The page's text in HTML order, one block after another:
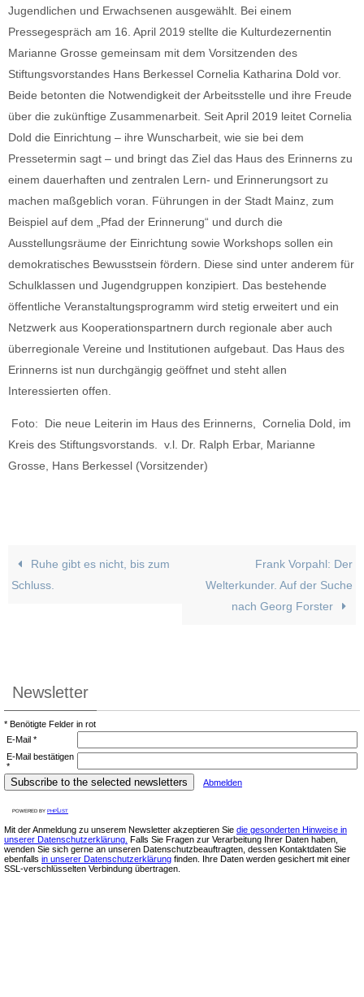
Jugendlichen und Erwachsenen ausgewählt. Bei einem
Pressegespräch am 16. April 2019 stellte die Kulturdezernentin
Marianne Grosse gemeinsam mit dem Vorsitzenden des
Stiftungsvorstandes Hans Berkessel Cornelia Katharina Dold vor.
Beide betonten die Notwendigkeit der Arbeitsstelle und ihre Freude
über die zukünftige Zusammenarbeit. Seit April 2019 leitet Cornelia
Dold die Einrichtung – ihre Wunscharbeit, wie sie bei dem
Pressetermin sagt – und bringt das Ziel das Haus des Erinnerns zu
einem dauerhaften und zentralen Lern- und Erinnerungsort zu
machen maßgeblich voran. Führungen in der Stadt Mainz, zum
Beispiel auf dem „Pfad der Erinnerung“ und durch die
Ausstellungsräume der Einrichtung sowie Workshops sollen ein
demokratisches Bewusstsein fördern. Diese sind unter anderem für
Schulklassen und Jugendgruppen konzipiert. Das bestehende
öffentliche Veranstaltungsprogramm wird stetig erweitert und ein
Netzwerk aus Kooperationspartnern durch regionale aber auch
überregionale Vereine und Institutionen aufgebaut. Das Haus des
Erinnerns ist nun durchgängig geöffnet und steht allen
Interessierten offen.
Foto: Die neue Leiterin im Haus des Erinnerns, Cornelia Dold, im
Kreis des Stiftungsvorstands. v.l. Dr. Ralph Erbar, Marianne
Grosse, Hans Berkessel (Vorsitzender)
Ruhe gibt es nicht, bis zum
Schluss.
Frank Vorpahl: Der
Welterkunder. Auf der Suche
nach Georg Forster
Newsletter